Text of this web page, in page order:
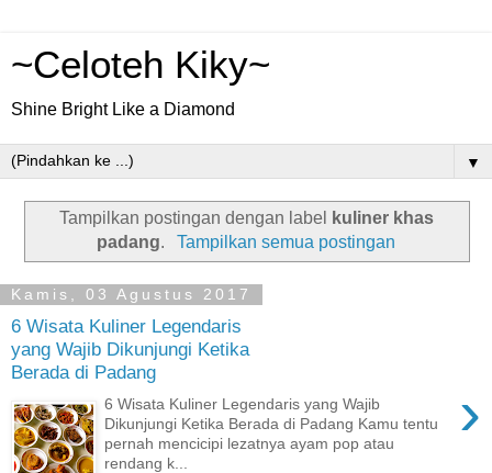
~Celoteh Kiky~
Shine Bright Like a Diamond
▼
Tampilkan postingan dengan label
kuliner khas
padang. Tampilkan semua postingan
Kamis, 03 Agustus 2017
6 Wisata Kuliner Legendaris
yang Wajib Dikunjungi Ketika
Berada di Padang
›
6 Wisata Kuliner Legendaris yang Wajib
Dikunjungi Ketika Berada di Padang Kamu tentu
pernah mencicipi lezatnya ayam pop atau
rendang k...